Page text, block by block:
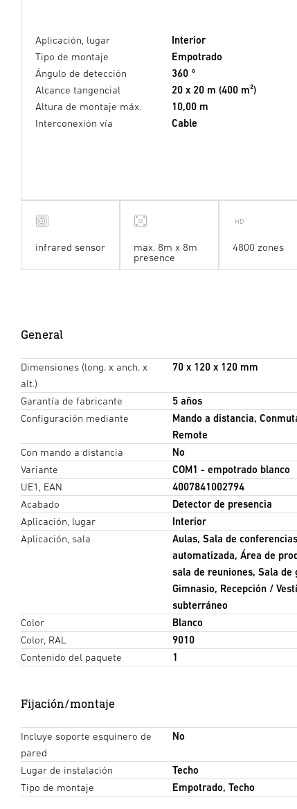
Aplicación, lugar
Interior
Tipo de montaje
Empotrado
Ángulo de detección
360 °
Alcance tangencial
20 x 20 m (400 m²)
Altura de montaje máx.
10,00 m
Interconexión vía
Cable
infrared sensor
max. 8m x 8m
presence
4800 zones
General
Dimensiones (long. x anch. x
alt.)
70 x 120 x 120 mm
Garantía de fabricante
5 años
Configuración mediante
Mando a distancia,
Remote
Con mando a distancia
No
Variante
COM1 - empotrado blanco
UE1, EAN
4007841002794
Acabado
Detector de presencia
Aplicación, lugar
Interior
Aplicación, sala
Aulas, Sala de
automatizada, Área de
sala de reuniones, Sala de
Gimnasio, Recepción /
subterráneo
Color
Blanco
Color, RAL
9010
Contenido del paquete
1
Fijación/montaje
Incluye soporte esquinero de
pared
No
Lugar de instalación
Techo
Tipo de montaje
Empotrado, Techo